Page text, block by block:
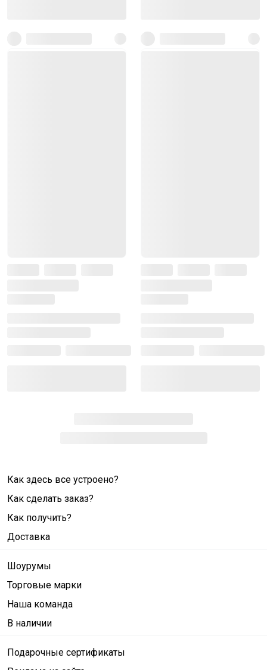
Как здесь все устроено?
Как сделать заказ?
Как получить?
Доставка
Шоурумы
Торговые марки
Наша команда
В наличии
Подарочные сертификаты